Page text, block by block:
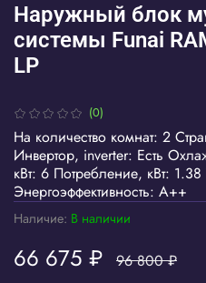
(0)
Наличие: В наличии
Наружный блок
системы Funai
LP
66 675 ₽ 96 800 ₽
На количество комнат: 2
Инвертор, inverter: Есть
кВт: 6 Потребление, кВт:
Энергоэффективность: A++